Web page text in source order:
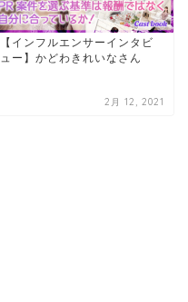
【インフルエンサーインタビ
ュー】かどわきれいなさん
2月 12, 2021